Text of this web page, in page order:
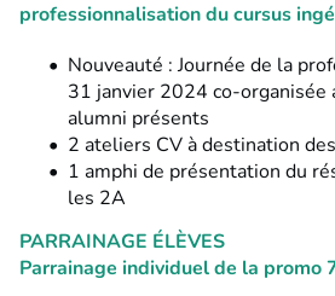
professionnalisation du cursus
Nouveauté :Journée de la
31 janvier 2024 co-organisée
alumni présents
2 ateliers CVà destination
1 amphi de présentation du
les 2A
PARRAINAGE ÉLÈVES
Parrainage individuel de la promo